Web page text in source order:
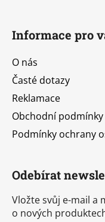
Informace pro
O nás
Časté dotazy
Reklamace
Obchodní podmínky
Podmínky ochrany
Odebírat
Vložte svůj e-mail a
o nových